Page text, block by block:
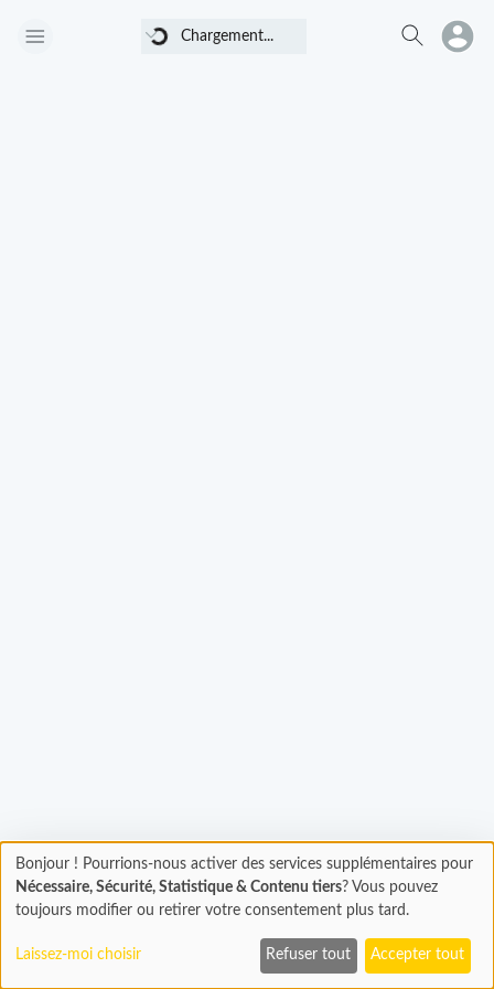
Chargement...
Chargement
En cours...
Bonjour ! Pourrions-nous activer des services supplémentaires pour
Nécessaire, Sécurité, Statistique & Contenu tiers? Vous pouvez
toujours modifier ou retirer votre consentement plus tard.
Laissez-moi choisir Refuser tout Accepter tout